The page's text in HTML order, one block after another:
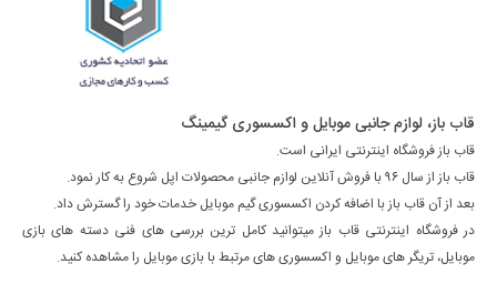
قاب باز، لوازم جانبی موبایل و اکسسوری گیمینگ
قاب باز فروشگاه اینترنتی ایرانی است.
قاب باز از سال ۹۶ با فروش آنلاین لوازم جانبی محصولات اپل شروع به کار نمود.
بعد از آن قاب باز با اضافه کردن اکسسوری گیم موبایل خدمات خود را گسترش داد.
در فروشگاه اینترنتی قاب باز میتوانید کامل ترین بررسی های فنی دسته های بازی
موبایل، تریگر های موبایل و اکسسوری های مرتبط با بازی موبایل را مشاهده کنید.